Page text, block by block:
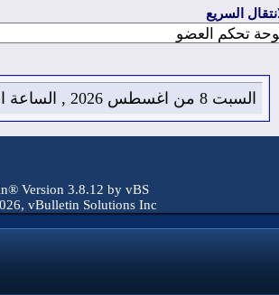
السريع
السبت 8 من اغسطس 2026 , الساعة الان 06:40:32 صباحاً.
Version 3.8.12 by vBS
vBulletin Solutions Inc.